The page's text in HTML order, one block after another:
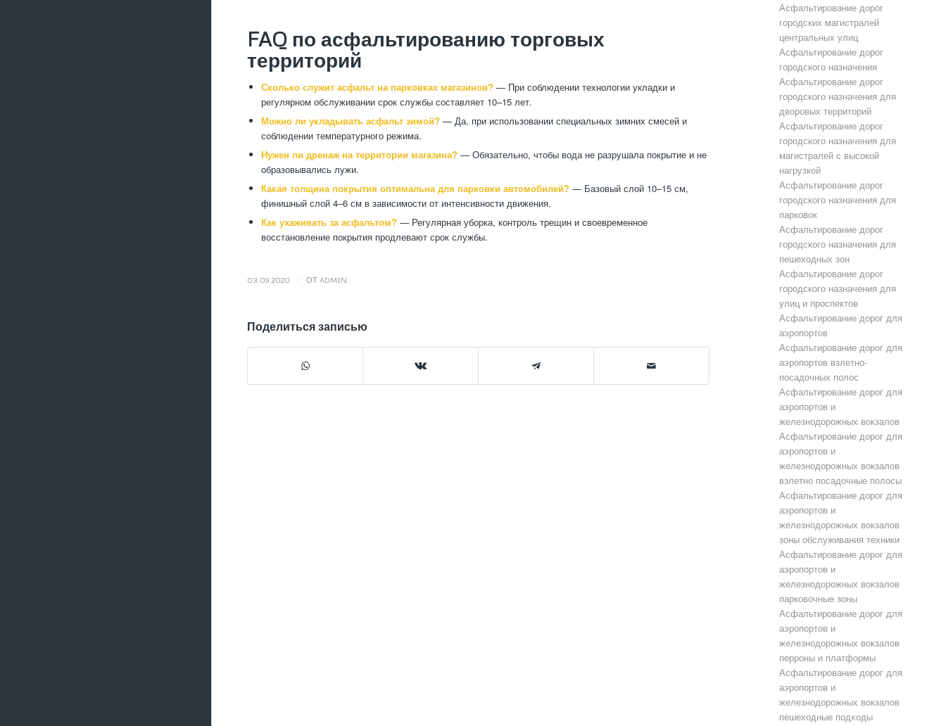
FAQ по асфальтированию торговых
территорий
Сколько служит асфальт на парковках магазинов? — При соблюдении технологии укладки и
регулярном обслуживании срок службы составляет 10–15 лет.
Можно ли укладывать асфальт зимой? — Да, при использовании специальных зимних смесей и
соблюдении температурного режима.
Нужен ли дренаж на территории магазина? — Обязательно, чтобы вода не разрушала покрытие и не
образовывались лужи.
Какая толщина покрытия оптимальна для парковки автомобилей? — Базовый слой 10–15 см,
финишный слой 4–6 см в зависимости от интенсивности движения.
Как ухаживать за асфальтом? — Регулярная уборка, контроль трещин и своевременное
восстановление покрытия продлевают срок службы.
03.09.2020 ОТ ADMIN
Поделиться записью
Асфальтирование дорог
городских магистралей
центральных улиц
Асфальтирование дорог
городского назначения
Асфальтирование дорог
городского назначения для
дворовых территорий
Асфальтирование дорог
городского назначения для
магистралей с высокой
нагрузкой
Асфальтирование дорог
городского назначения для
парковок
Асфальтирование дорог
городского назначения для
пешеходных зон
Асфальтирование дорог
городского назначения для
улиц и проспектов
Асфальтирование дорог для
аэропортов
Асфальтирование дорог для
аэропортов взлетно-
посадочных полос
Асфальтирование дорог для
аэропортов и
железнодорожных вокзалов
Асфальтирование дорог для
аэропортов и
железнодорожных вокзалов
взлетно посадочные полосы
Асфальтирование дорог для
аэропортов и
железнодорожных вокзалов
зоны обслуживания техники
Асфальтирование дорог для
аэропортов и
железнодорожных вокзалов
парковочные зоны
Асфальтирование дорог для
аэропортов и
железнодорожных вокзалов
перроны и платформы
Асфальтирование дорог для
аэропортов и
железнодорожных вокзалов
пешеходные подходы